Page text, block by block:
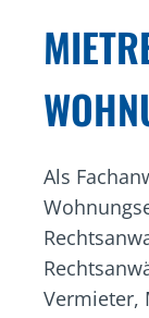
Als
Vermieter,